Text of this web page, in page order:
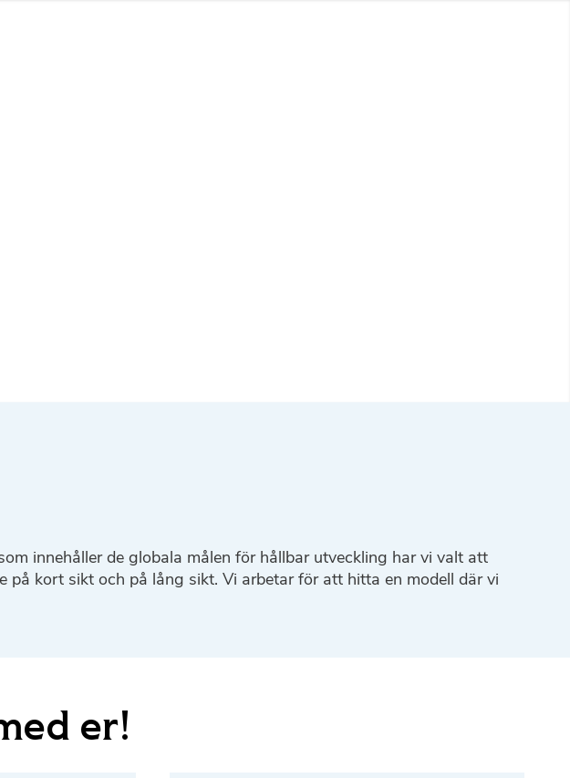
innehåller de globala målen för hållbar utveckling har vi valt att
kort sikt och på lång sikt. Vi arbetar för att hitta en modell där vi
er!